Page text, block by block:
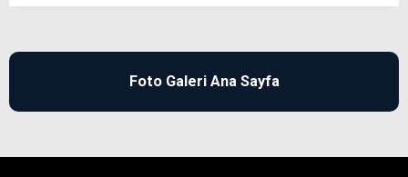
Foto Galeri Ana Sayfa